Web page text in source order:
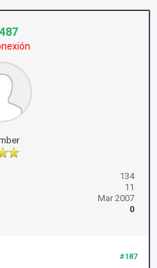
134
11
Mar 2007
0
#187